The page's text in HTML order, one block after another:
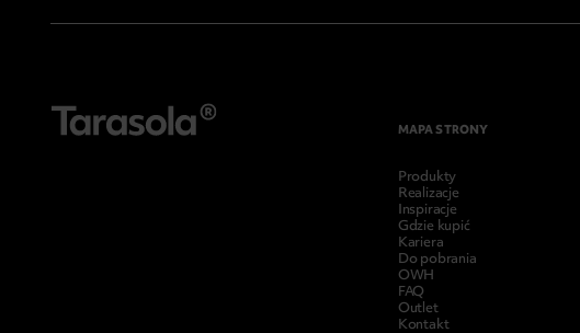
MAPA STRONY
Produkty
Realizacje
Inspiracje
Gdzie kupić
Kariera
Do pobrania
OWH
FAQ
Outlet
Kontakt